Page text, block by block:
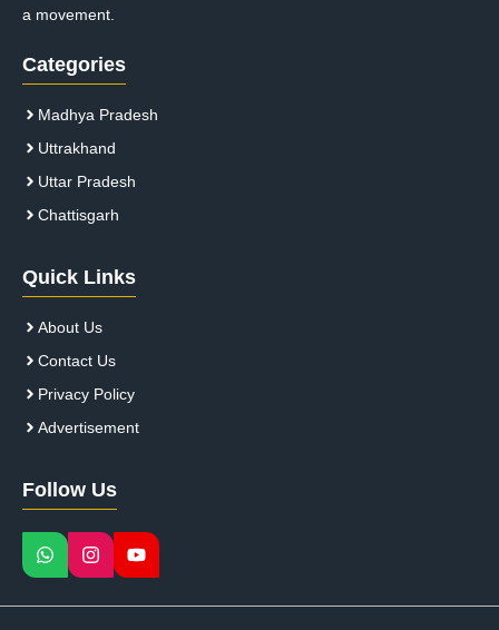
a movement.
Categories
Madhya Pradesh
Uttrakhand
Uttar Pradesh
Chattisgarh
Quick Links
About Us
Contact Us
Privacy Policy
Advertisement
Follow Us